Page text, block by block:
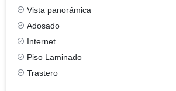
Vista panorámica
Adosado
Internet
Piso Laminado
Trastero